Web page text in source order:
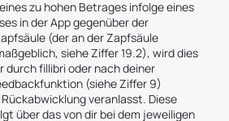
zu hohen Betrages infolge eines
in der App gegenüber der
(der an der Zapfsäule
siehe Ziffer 19.2), wird dies
fillibri oder nach deiner
(siehe Ziffer 9)
veranlasst. Diese
über das von dir bei dem jeweiligen